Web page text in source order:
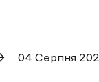
04 Cерпня